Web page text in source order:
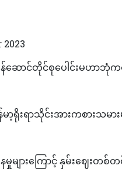
2023
ောင်တိုင်စုပေါင်းမဟာဘုံကထိ
မာ့ရိုးရာသိုင်းအားကစားသမ
ေမှုများကြောင့် နှမ်းဈေးတ